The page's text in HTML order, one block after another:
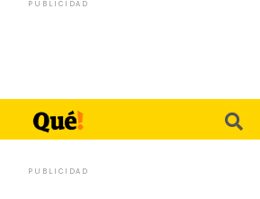
PUBLICIDAD
PUBLICIDAD